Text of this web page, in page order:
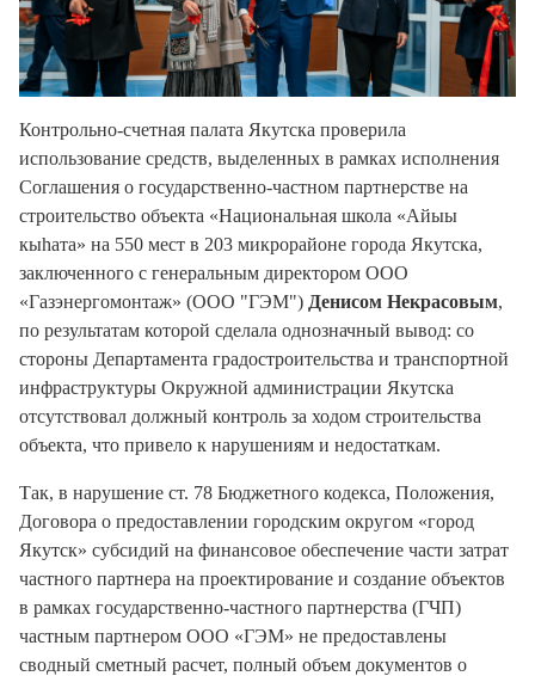
Контрольно-счетная палата Якутска проверила
использование средств, выделенных в рамках исполнения
Соглашения о государственно-частном партнерстве на
строительство объекта «Национальная школа «Айыы
кыhата» на 550 мест в 203 микрорайоне города Якутска,
заключенного с генеральным директором ООО
«Газэнергомонтаж» (ООО "ГЭМ") Денисом Некрасовым,
по результатам которой сделала однозначный вывод: со
стороны Департамента градостроительства и транспортной
инфраструктуры Окружной администрации Якутска
отсутствовал должный контроль за ходом строительства
объекта, что привело к нарушениям и недостаткам.
Так, в нарушение ст. 78 Бюджетного кодекса, Положения,
Договора о предоставлении городским округом «город
Якутск» субсидий на финансовое обеспечение части затрат
частного партнера на проектирование и создание объектов
в рамках государственно-частного партнерства (ГЧП)
частным партнером ООО «ГЭМ» не предоставлены
сводный сметный расчет, полный объем документов о